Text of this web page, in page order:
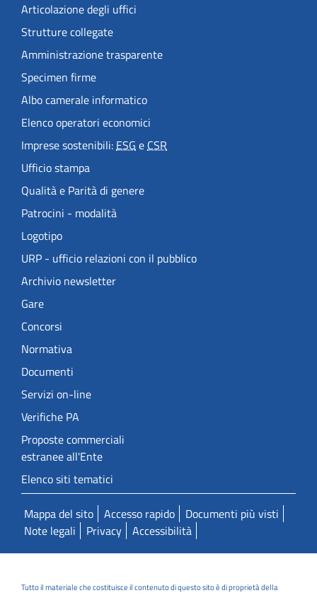
Articolazione degli uffici
Strutture collegate
Amministrazione trasparente
Specimen firme
Albo camerale informatico
Elenco operatori economici
Imprese sostenibili:ESGeCSR
Ufficio stampa
Qualità e Parità di genere
Patrocini - modalità
Logotipo
URP - ufficio relazioni con il pubblico
Archivio newsletter
Gare
Concorsi
Normativa
Documenti
Servizi on-line
Verifiche PA
Proposte commerciali
estranee all'Ente
Elenco siti tematici
Mappa del sito Accesso rapido
Documenti più visti
Note legali
Privacy Accessibilità
Tutto il materiale che costituisce il contenuto di questo sito è di proprietà della